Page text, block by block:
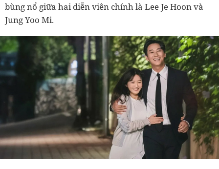
bùng nổ giữa hai diễn viên chính là Lee Je Hoon và
Jung Yoo Mi.